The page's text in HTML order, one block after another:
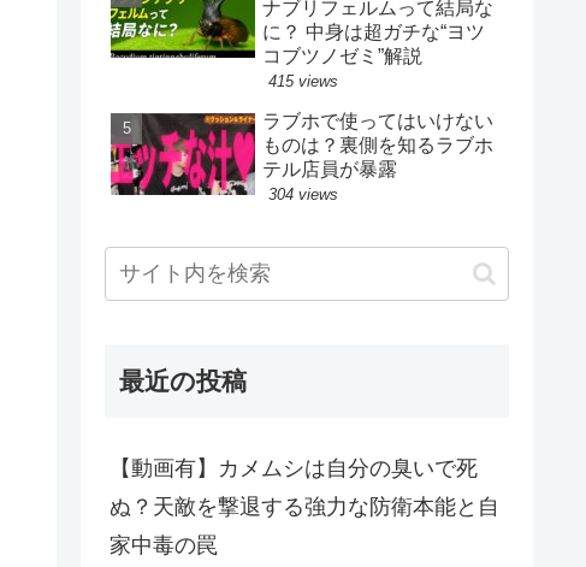
ナブリフェルムって結局な
に？ 中身は超ガチな“ヨツ
コブツノゼミ”解説
415 views
ラブホで使ってはいけない
ものは？裏側を知るラブホ
テル店員が暴露
304 views
最近の投稿
【動画有】カメムシは自分の臭いで死
ぬ？天敵を撃退する強力な防衛本能と自
家中毒の罠